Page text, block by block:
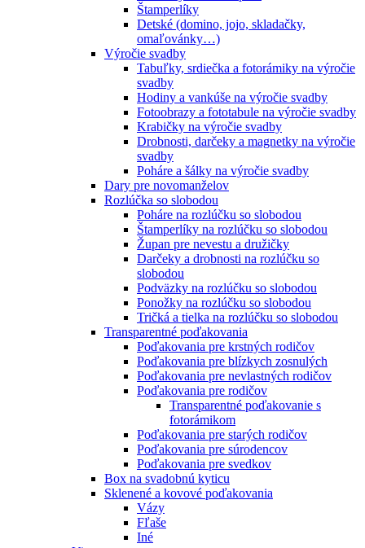
Štamperlíky
Detské (domino, jojo, skladačky,
omaľovánky…)
Výročie svadby
Tabuľky, srdiečka a fotorámiky na výročie
svadby
Hodiny a vankúše na výročie svadby
Fotoobrazy a fototabule na výročie svadby
Krabičky na výročie svadby
Drobnosti, darčeky a magnetky na výročie
svadby
Poháre a šálky na výročie svadby
Dary pre novomanželov
Rozlúčka so slobodou
Poháre na rozlúčku so slobodou
Štamperlíky na rozlúčku so slobodou
Župan pre nevestu a družičky
Darčeky a drobnosti na rozlúčku so
slobodou
Podväzky na rozlúčku so slobodou
Ponožky na rozlúčku so slobodou
Tričká a tielka na rozlúčku so slobodou
Transparentné poďakovania
Poďakovania pre krstných rodičov
Poďakovania pre blízkych zosnulých
Poďakovania pre nevlastných rodičov
Poďakovania pre rodičov
Transparentné poďakovanie s
fotorámikom
Poďakovania pre starých rodičov
Poďakovania pre súrodencov
Poďakovania pre svedkov
Box na svadobnú kyticu
Sklenené a kovové poďakovania
Vázy
Fľaše
Iné